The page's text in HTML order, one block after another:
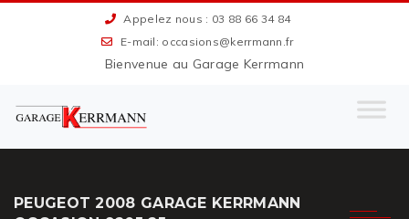
Appelez nous : 03 88 66 34 84
E-mail: occasions@kerrmann.fr
Bienvenue au Garage Kerrmann
PEUGEOT 2008 GARAGE KERRMANN